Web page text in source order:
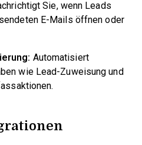
Sie, wenn Leads
E-Mails öffnen oder
Automatisiert
wie Lead-Zuweisung und